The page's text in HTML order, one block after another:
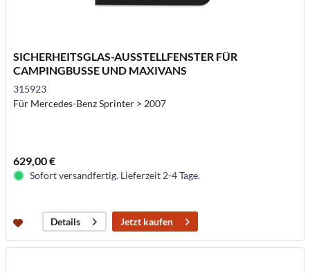
SICHERHEITSGLAS-AUSSTELLFENSTER FÜR
CAMPINGBUSSE UND MAXIVANS
315923
Für Mercedes-Benz Sprinter > 2007
629,00 €
Sofort versandfertig. Lieferzeit 2-4 Tage.
Details Jetzt kaufen